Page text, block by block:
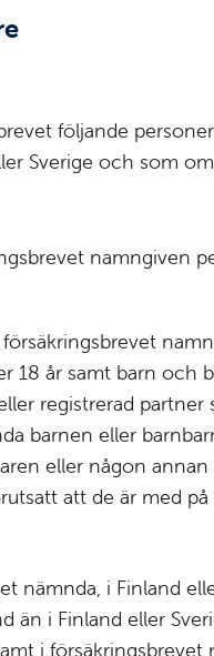
följande
Sverige och som
namngiven
18 år samt barn och
registrerad partner
barnen eller
eller någon annan
att de är med på
nämnda, i Finland
än i Finland eller
i försäkringsbrevet